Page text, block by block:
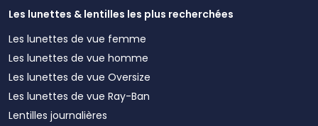
Les lunettes & lentilles les plus recherchées
Les lunettes de vue femme
Les lunettes de vue homme
Les lunettes de vue Oversize
Les lunettes de vue Ray-Ban
Lentilles journalières